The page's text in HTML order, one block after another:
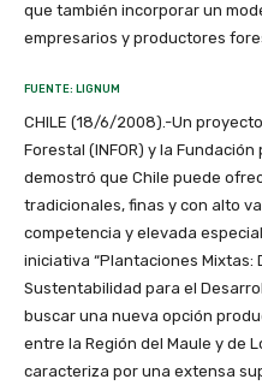
que también incorporar un
empresarios y productores
FUENTE: LIGNUM
CHILE (18/6/2008).-Un
Forestal (INFOR) y la
demostró que Chile puede
tradicionales, finas y con alto
competencia y elevada
iniciativa “Plantaciones Mixtas:
Sustentabilidad para el
buscar una nueva opción
entre la Región del Maule y de
caracteriza por una extensa